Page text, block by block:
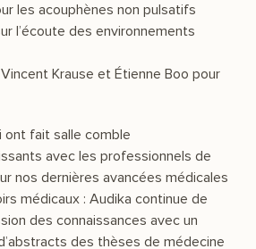
les acouphènes non pulsatifs
l’écoute des environnements
Krause et Étienne Boo pour
ont fait salle comble
avec les professionnels de
nos dernières avancées médicales
médicaux : Audika continue de
des connaissances avec un
des thèses de médecine